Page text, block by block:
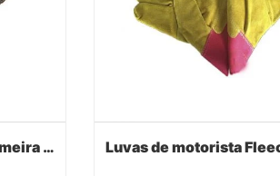
Luvas de trabalho de palmeira dupla de couro verde